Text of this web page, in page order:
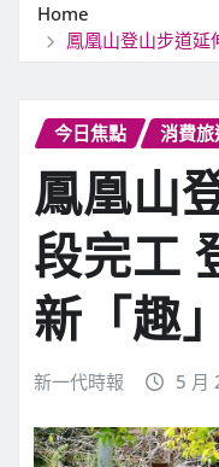
Home
鳳凰山登山步道延
今日焦點 消費旅
鳳凰山
段完工
新「趣
新一代時報 5 月